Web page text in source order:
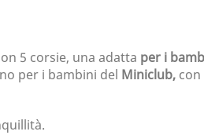
5 corsie, una adatta per i
per i bambini del Miniclub,